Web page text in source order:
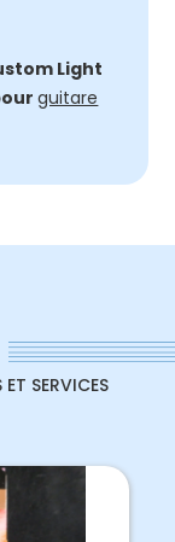
Light
guitare
SERVICES